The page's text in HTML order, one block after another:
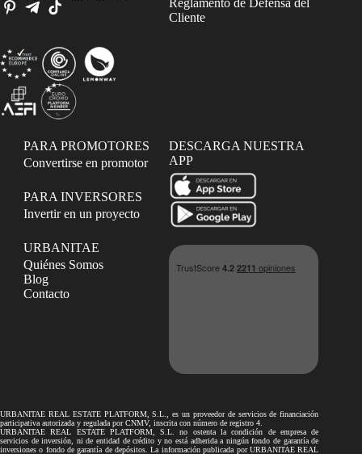
Reglamento de Defensa del
Cliente
PARA PROMOTORES
Convertirse en promotor
PARA INVERSORES
Invertir en un proyecto
URBANITAE
Quiénes Somos
Blog
Contacto
DESCARGA NUESTRA
APP
URBANITAE REAL ESTATE PLATFORM, S.L., es un proveedor de servicios de financiación
participativa autorizada y regulada por CNMV, inscrita con número de registro 4.
URBANITAE REAL ESTATE PLATFORM, S.L. no ostenta la condición de empresa de
servicios de inversión, ni de entidad de crédito y no está adherida a ningún fondo de garantía de
inversiones o fondo de garantía de depósitos. La información publicada por URBANITAE REAL